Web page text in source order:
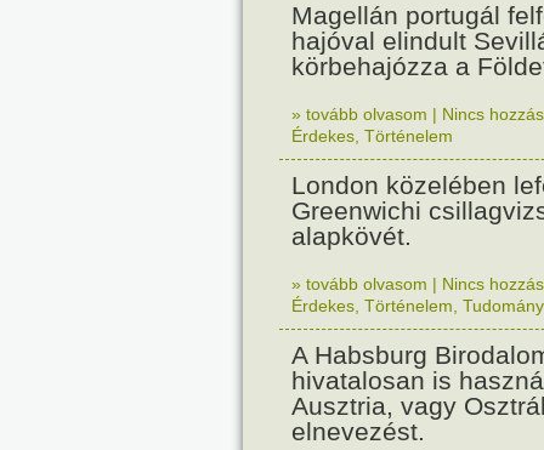
Magellán portugál
hajóval elindult
körbehajózza a
» tovább olvasom | Nincs
Érdekes Történelem
London közelében
Greenwichi
alapkövét.
» tovább olvasom | Nincs
Érdekes Történelem Tudomány
A Habsburg
hivatalosan is
Ausztria, vagy
elnevezést.